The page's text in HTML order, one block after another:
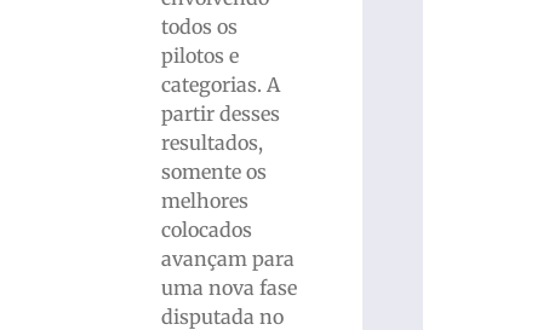
todos os
pilotos e
categorias. A
partir desses
resultados,
somente os
melhores
colocados
avançam para
uma nova fase
disputada no